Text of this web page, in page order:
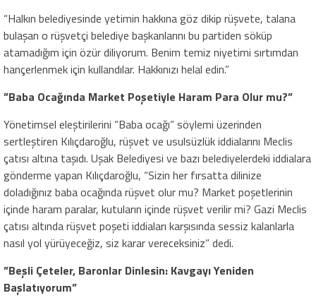
“Halkın belediyesinde yetimin hakkına göz dikip rüşvete, talana
bulaşan o rüşvetçi belediye başkanlarını bu partiden söküp
atamadığım için özür diliyorum. Benim temiz niyetimi sırtımdan
hançerlenmek için kullandılar. Hakkınızı helal edin.”
​”Baba Ocağında Market Poşetiyle Haram Para Olur mu?”
​Yönetimsel eleştirilerini “Baba ocağı” söylemi üzerinden
sertleştiren Kılıçdaroğlu, rüşvet ve usulsüzlük iddialarını Meclis
çatısı altına taşıdı. Uşak Belediyesi ve bazı belediyelerdeki iddialara
gönderme yapan Kılıçdaroğlu, “Sizin her fırsatta dilinize
doladığınız baba ocağında rüşvet olur mu? Market poşetlerinin
içinde haram paralar, kutuların içinde rüşvet verilir mi? Gazi Meclis
çatısı altında rüşvet poşeti iddiaları karşısında sessiz kalanlarla
nasıl yol yürüyeceğiz, siz karar vereceksiniz” dedi.
​”Beşli Çeteler, Baronlar Dinlesin: Kavgayı Yeniden
Başlatıyorum”